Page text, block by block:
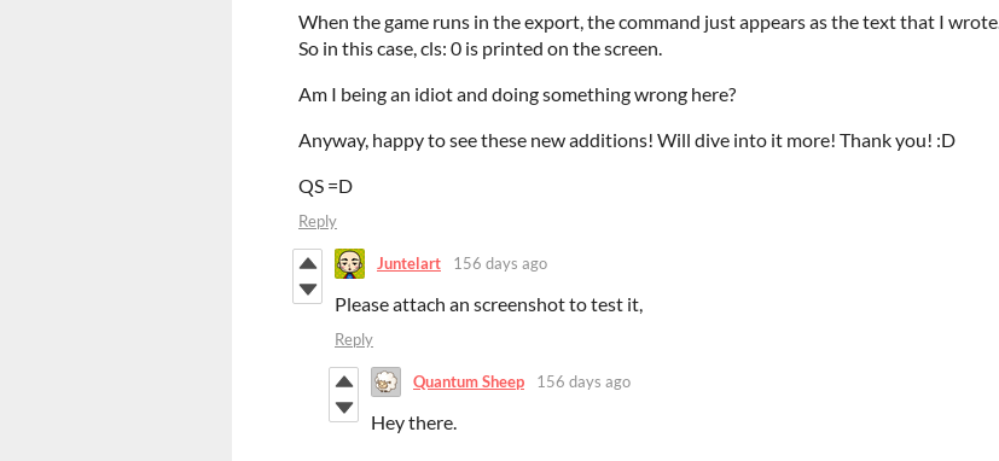
When the game runs in the export, the command just appears as the text that I wrote.
So in this case, cls: 0 is printed on the screen.
Am I being an idiot and doing something wrong here?
Anyway, happy to see these new additions! Will dive into it more! Thank you! :D
QS =D
Reply
Juntelart 156 days ago
Please attach an screenshot to test it,
Reply
Quantum Sheep 156 days ago
Hey there.